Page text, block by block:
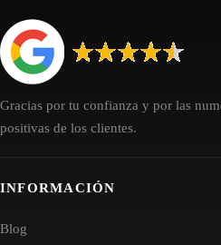
Gracias por tu confianza y por las
positivas de los clientes.
INFORMACIÓN
Blog